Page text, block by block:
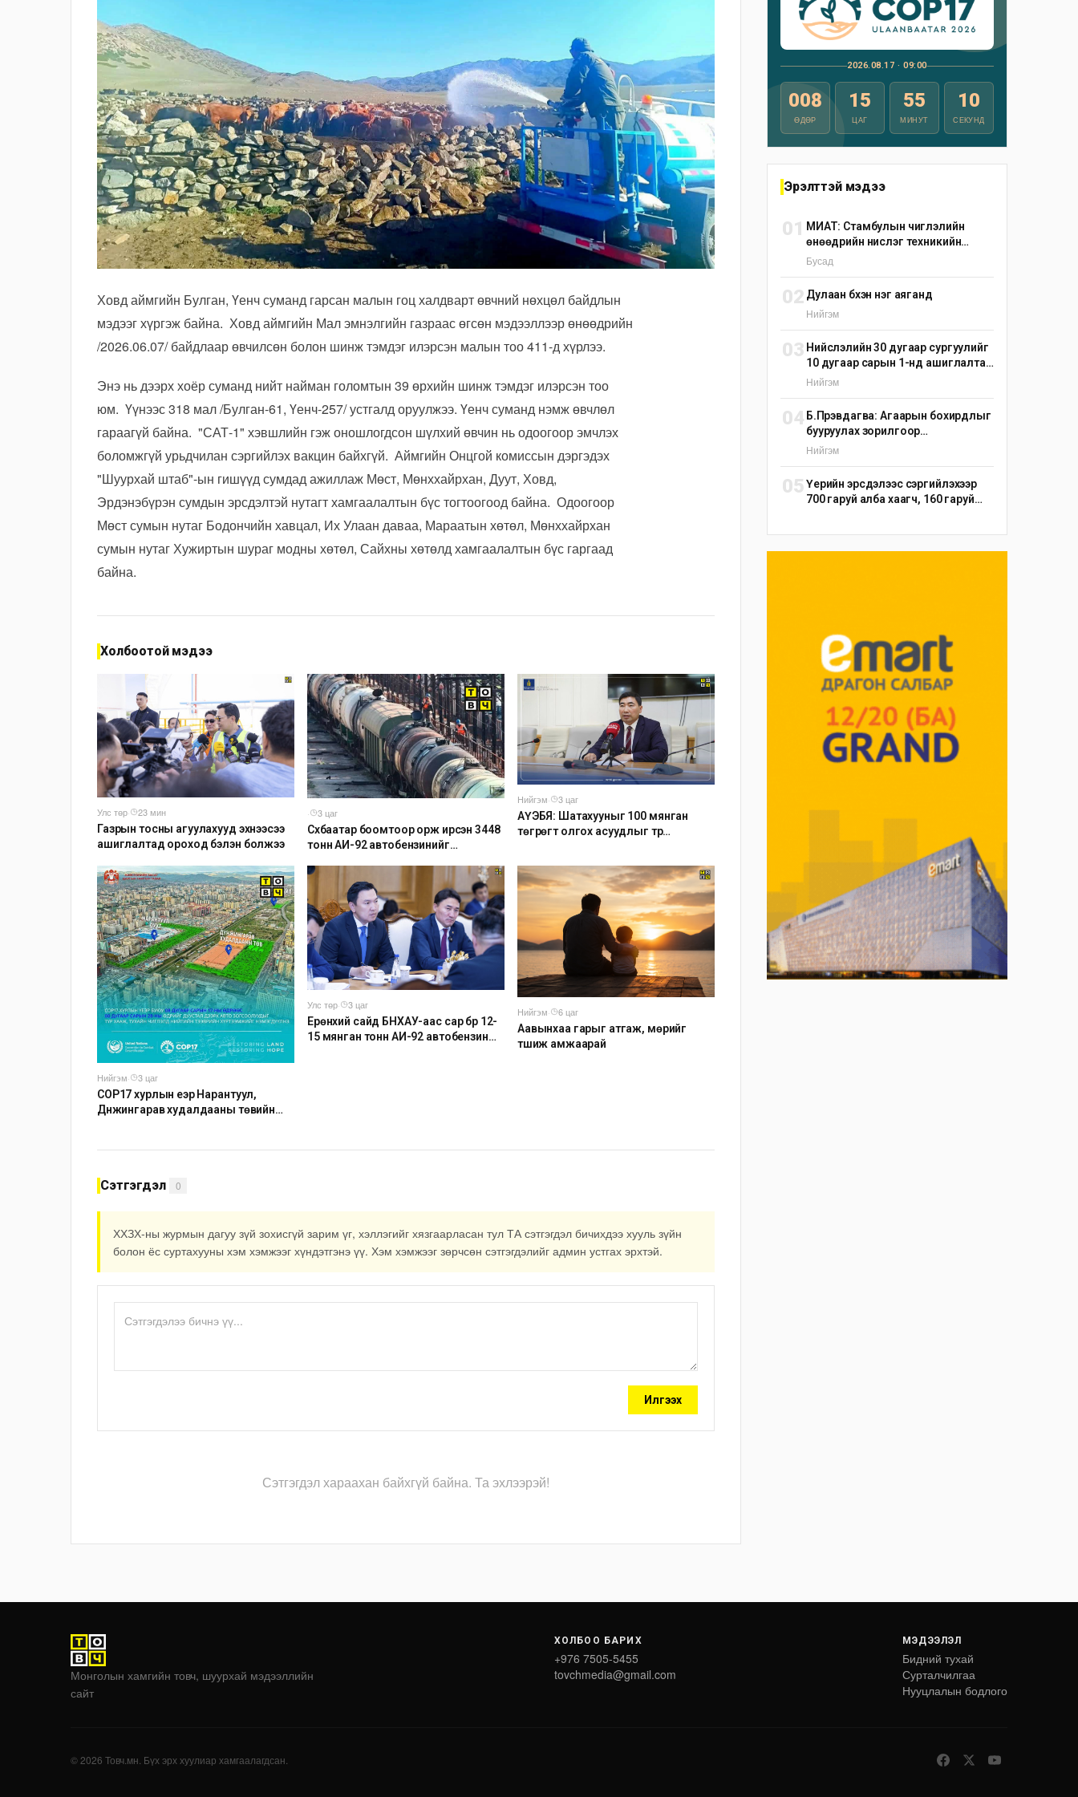
Ховд аймгийн Булган, Үенч суманд гарсан малын гоц халдварт өвчний нөхцөл байдлын
мэдээг хүргэж байна. Ховд аймгийн Мал эмнэлгийн газраас өгсөн мэдээллээр өнөөдрийн
/2026.06.07/ байдлаар өвчилсөн болон шинж тэмдэг илэрсэн малын тоо 411-д хүрлээ.
Энэ нь дээрх хоёр суманд нийт найман голомтын 39 өрхийн шинж тэмдэг илэрсэн тоо
юм. Үүнээс 318 мал /Булган-61, Үенч-257/ устгалд оруулжээ. Үенч суманд нэмж өвчлөл
гараагүй байна. "САТ-1" хэвшлийн гэж оношлогдсон шүлхий өвчин нь одоогоор эмчлэх
боломжгүй урьдчилан сэргийлэх вакцин байхгүй. Аймгийн Онцгой комиссын дэргэдэх
"Шуурхай штаб"-ын гишүүд сумдад ажиллаж Мөст, Мөнххайрхан, Дуут, Ховд,
Эрдэнэбүрэн сумдын эрсдэлтэй нутагт хамгаалалтын бүс тогтоогоод байна. Одоогоор
Мөст сумын нутаг Бодончийн хавцал, Их Улаан даваа, Мараатын хөтөл, Мөнххайрхан
сумын нутаг Хужиртын шураг модны хөтөл, Сайхны хөтөлд хамгаалалтын бүс гаргаад
байна.
Холбоотой мэдээ
Улс төр·
23 мин
Газрын тосны агуулахууд эхнээсээ
ашиглалтад ороход бэлэн болжээ
·
3 цаг
Сүхбаатар боомтоор орж ирсэн 3448
тонн АИ-92 автобензинийг
зохион байгуулж байна
Нийгэм·
3 цаг
АҮЭБЯ: Шатахууныг 100 мянган
төгрөгт олгох асуудлыг түр
Нийгэм·
3 цаг
COP17 хурлын үеэр Нарантуул,
Дүнжингарав худалдааны төвийн
Улс төр·
3 цаг
Ерөнхий сайд БНХАУ-аас сар бүр 12-
15 мянган тонн АИ-92 автобензин
Нийгэм·
6 цаг
Аавынхаа гарыг атгаж, мөрийг
түшиж амжаарай
Сэтгэгдэл 0
ХХЗХ-ны журмын дагуу зүй зохисгүй зарим үг, хэллэгийг хязгаарласан тул ТА сэтгэгдэл бичихдээ хууль зүйн
болон ёс суртахууны хэм хэмжээг хүндэтгэнэ үү. Хэм хэмжээг зөрчсөн сэтгэгдэлийг админ устгах эрхтэй.
Илгээх
Сэтгэгдэл хараахан байхгүй байна. Та эхлээрэй!
2026.08.17 · 09:00
008
ӨДӨР
15
ЦАГ
55
МИНУТ
09
СЕКУНД
Эрэлттэй мэдээ
01 МИАТ: Стамбулын чиглэлийн
өнөөдрийн нислэг техникийн
шалтгаанаар цуцлагдлаа
Бусад
02 Дулаан бүхэн нэг аяганд
Нийгэм
03 Нийслэлийн 30 дугаар сургуулийг
10 дугаар сарын 1-нд ашиглалтад
оруулна
Нийгэм
04 Б.Пүрэвдагва: Агаарын бохирдлыг
бууруулах зорилгоор
эрдэнэшишийн барьцалдуулагч
Нийгэм
05Үерийн эрсдэлээс сэргийлэхээр
700 гаруй алба хаагч, 160 гаруй
Монголын хамгийн товч, шуурхай мэдээллийн
сайт
ХОЛБОО БАРИХ
+976 7505-5455
tovchmedia@gmail.com
МЭДЭЭЛЭЛ
Бидний тухай
Сурталчилгаа
Нууцлалын бодлого
© 2026 Товч.мн. Бүх эрх хуулиар хамгаалагдсан.